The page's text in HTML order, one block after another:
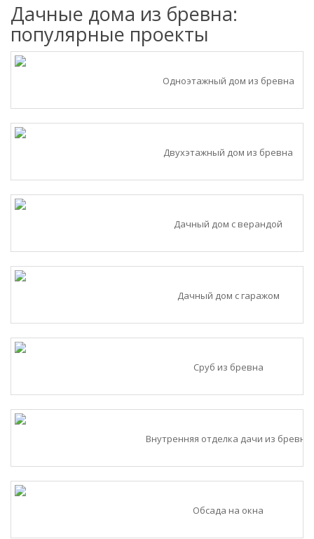
Дачные дома из бревна:
популярные проекты
Одноэтажный дом из бревна
Двухэтажный дом из бревна
Дачный дом с верандой
Дачный дом с гаражом
Сруб из бревна
Внутренняя отделка дачи из бревна
Обсада на окна